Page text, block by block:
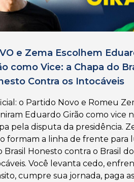
e Zema Escolhem
como Vice: a Chapa do
Contra os Intocáveis
o Partido Novo e Romeu
Eduardo Girão como vice
pela disputa da presidência.
formam a linha de frente para
Brasil Honesto contra o Brasil
Você levanta cedo,
cumpre sua jornada, paga as